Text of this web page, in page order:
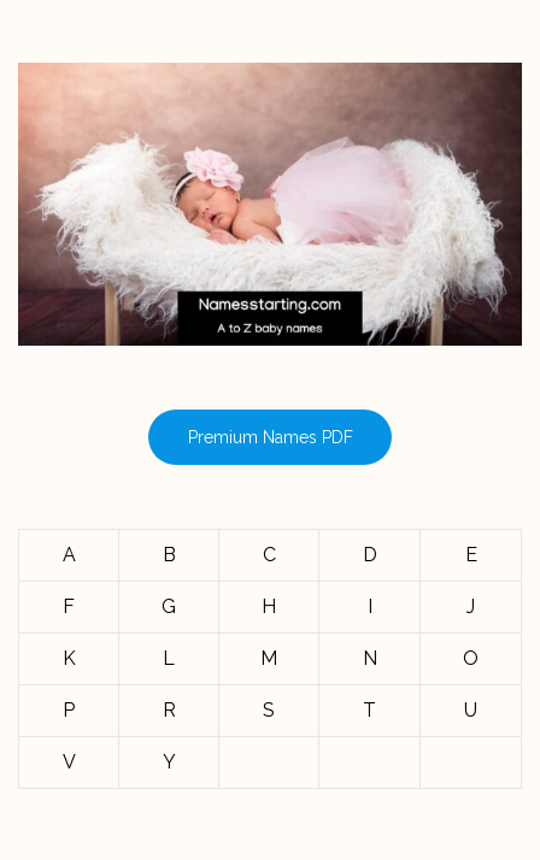
Premium Names PDF
A B C D E
F G H I J
K L M N O
P R S T U
V Y